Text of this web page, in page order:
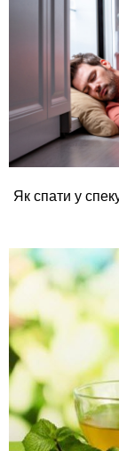
Як спати у